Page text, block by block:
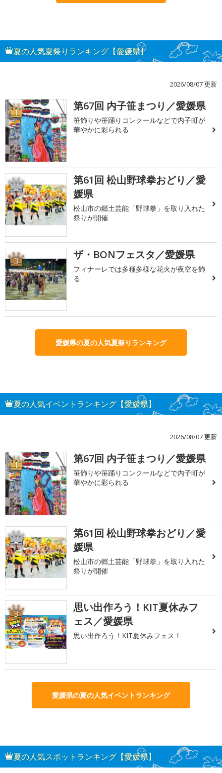
夏の人気夏祭りランキング【愛媛県】
2026/08/07 更新
1 第67回 内子笹まつり／愛媛県
笹飾りや笹踊りコンクールなどで内子町が
華やかに彩られる
2
第61回 松山野球拳おどり／愛
媛県
松山市の郷土芸能「野球拳」を取り入れた
祭りが開催
3 ザ・BONフェスタ／愛媛県
フィナーレでは多種多様な花火が夜空を飾
る
愛媛県の夏の人気夏祭りランキング
夏の人気イベントランキング【愛媛県】
2026/08/07 更新
1 第67回 内子笹まつり／愛媛県
笹飾りや笹踊りコンクールなどで内子町が
華やかに彩られる
2
第61回 松山野球拳おどり／愛
媛県
松山市の郷土芸能「野球拳」を取り入れた
祭りが開催
3
思い出作ろう！KIT夏休みフ
ェス／愛媛県
思い出作ろう！KIT夏休みフェス！
愛媛県の夏の人気イベントランキング
夏の人気スポットランキング【愛媛県】